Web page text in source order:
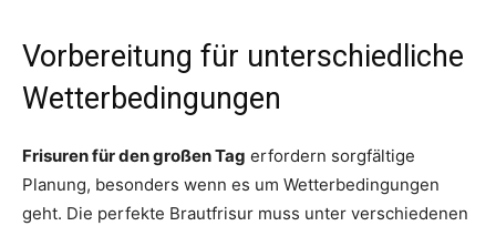
Vorbereitung für unterschiedliche
Wetterbedingungen
Frisuren für den großen Tag erfordern sorgfältige
Planung, besonders wenn es um Wetterbedingungen
geht. Die perfekte Brautfrisur muss unter verschiedenen